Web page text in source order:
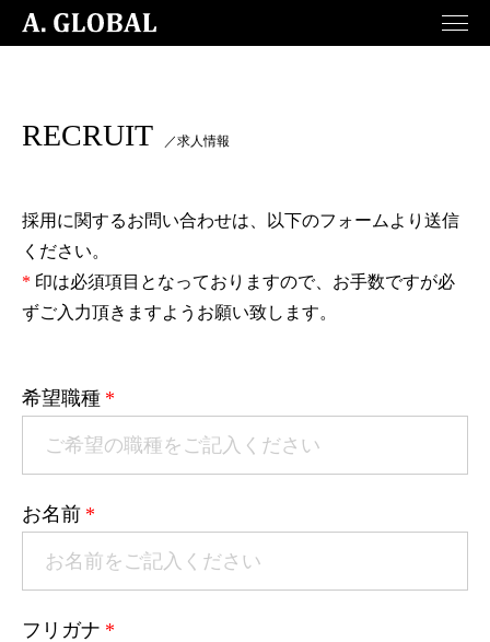
menu
RECRUIT ／求人情報
採用に関するお問い合わせは、以下のフォームより送信
ください。
* 印は必須項目となっておりますので、お手数ですが必
ずご入力頂きますようお願い致します。
希望職種 *
お名前 *
フリガナ *